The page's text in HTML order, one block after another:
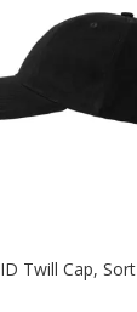
ID Twill Cap, Sort